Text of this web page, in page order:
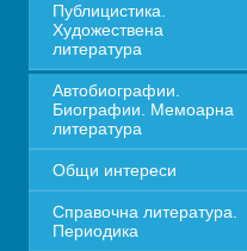
Публицистика.
Художествена
литература
Автобиографии.
Биографии. Мемоарна
литература
Общи интереси
Справочна литература.
Периодика